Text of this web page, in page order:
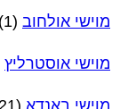
מוישי אולחוב (1)
מוישי אוסטרליץ
מוישי באנדא (21)